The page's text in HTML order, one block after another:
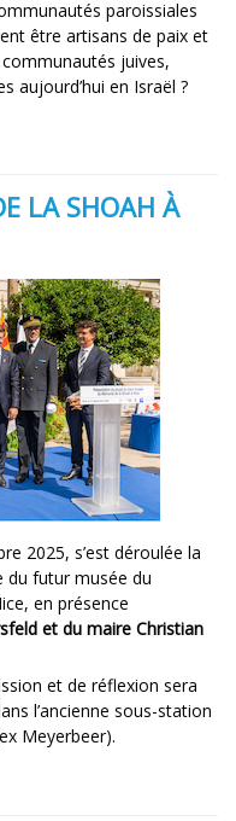
paroissiales
être artisans de paix et
juives,
aujourd’hui en Israël ?
LA SHOAH À
2025, s’est déroulée la
du futur musée du
en présence
et du maire Christian
et de réflexion sera
l’ancienne sous-station
Meyerbeer).